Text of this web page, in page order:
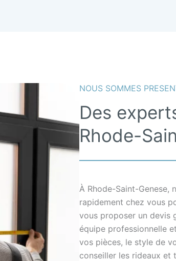
NOUS SOMMES
Des
Rhode-
À Rhode-Saint-Genese,
rapidement chez vous
vous proposer un devis
équipe professionnelle
vos pièces, le style de
conseiller les rideaux et